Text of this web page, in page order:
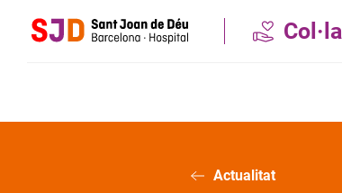
Actualitat